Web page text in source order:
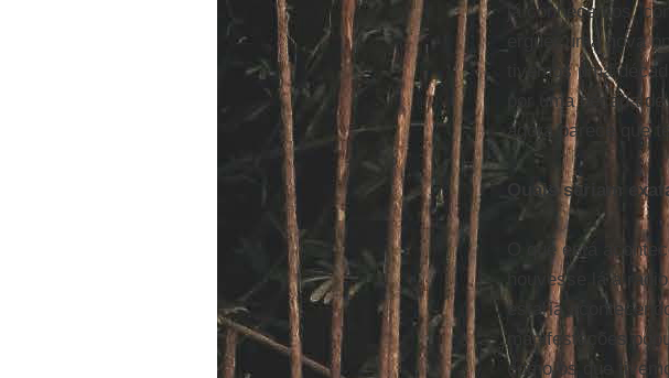
já conhecemos,
erguer uma nova
tivemos uma
por uma década
agora parece que
Quais seriam
O que está
houvesse lá a
estaria
manifestações
como os que